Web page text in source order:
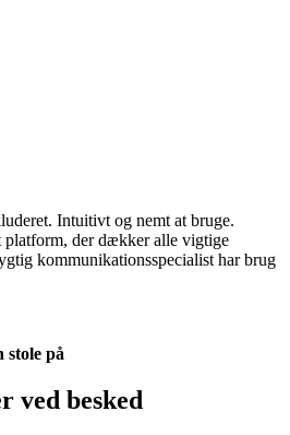
Intuitivt og nemt at bruge.
platform, der dækker alle vigtige
kommunikationsspecialist har brug
stole på
ved besked